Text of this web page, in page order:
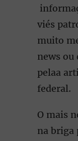
viés
muito
news ou
pelaa
federal.
O mais
na briga